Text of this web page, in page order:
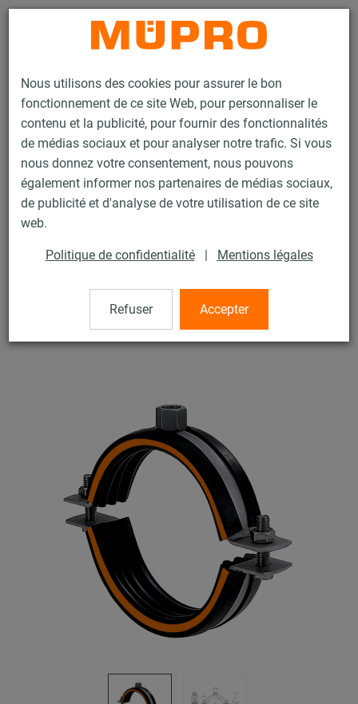
Nous utilisons des cookies pour assurer le bon
fonctionnement de ce site Web, pour personnaliser le
contenu et la publicité, pour fournir des fonctionnalités
de médias sociaux et pour analyser notre trafic. Si vous
nous donnez votre consentement, nous pouvons
également informer nos partenaires de médias sociaux,
de publicité et d'analyse de votre utilisation de ce site
web.
Politique de confidentialité | Mentions légales
Refuser Accepter
Contact
Produits Technique de fixation Produits en inox
Colliers, inox
Collier SPIRO
Collier SPIRO
avec DÄMMGULAST® orange, inox